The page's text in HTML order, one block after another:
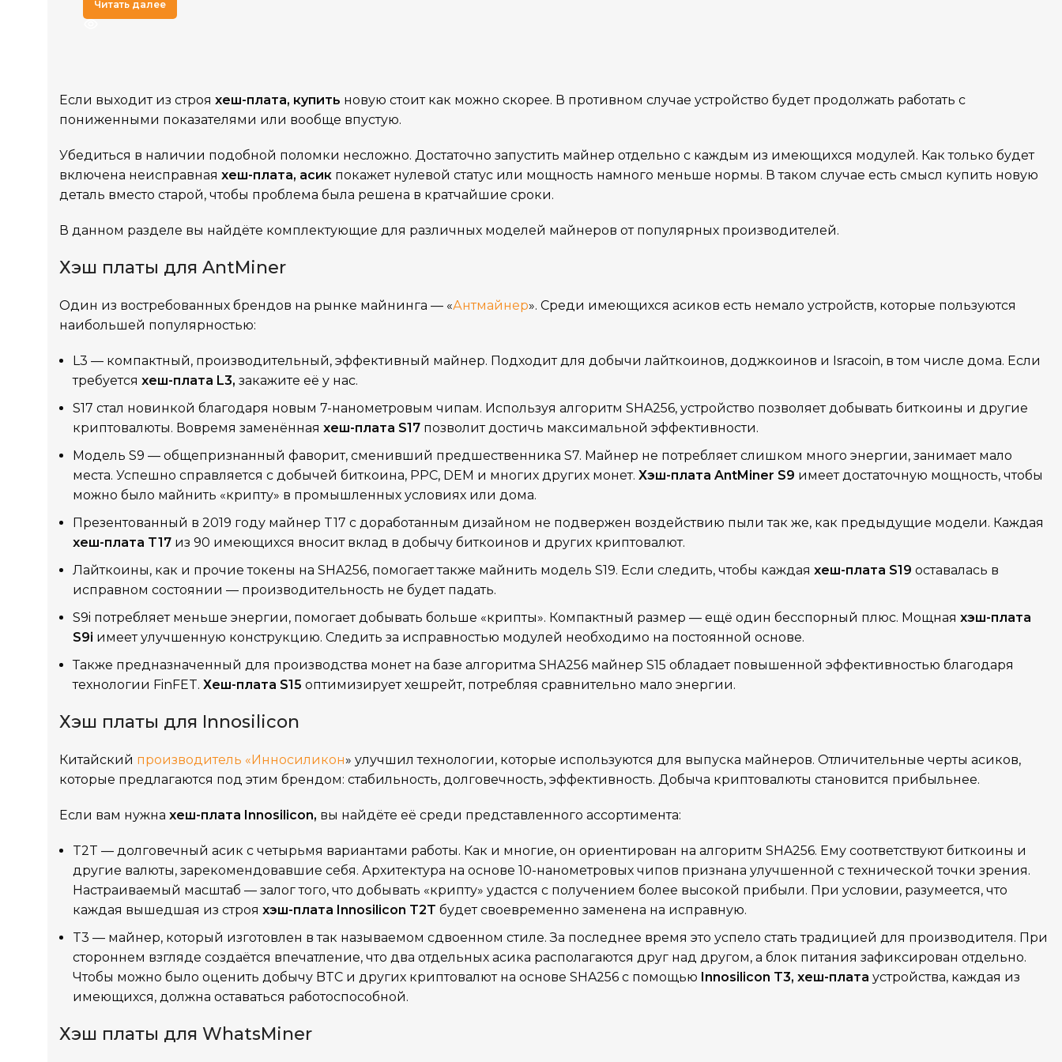
Читать далее
Если выходит из строя хеш-плата, купить новую стоит как можно скорее. В противном случае устройство будет продолжать работать с
пониженными показателями или вообще впустую.
Убедиться в наличии подобной поломки несложно. Достаточно запустить майнер отдельно с каждым из имеющихся модулей. Как только будет
включена неисправная хеш-плата, асик покажет нулевой статус или мощность намного меньше нормы. В таком случае есть смысл купить новую
деталь вместо старой, чтобы проблема была решена в кратчайшие сроки.
В данном разделе вы найдёте комплектующие для различных моделей майнеров от популярных производителей.
Хэш платы для AntMiner
Один из востребованных брендов на рынке майнинга — «Антмайнер». Среди имеющихся асиков есть немало устройств, которые пользуются
наибольшей популярностью:
L3 — компактный, производительный, эффективный майнер. Подходит для добычи лайткоинов, доджкоинов и Isracoin, в том числе дома. Если
требуется хеш-плата L3, закажите её у нас.
S17 стал новинкой благодаря новым 7-нанометровым чипам. Используя алгоритм SHA256, устройство позволяет добывать биткоины и другие
криптовалюты. Вовремя заменённая хеш-плата S17 позволит достичь максимальной эффективности.
Модель S9 — общепризнанный фаворит, сменивший предшественника S7. Майнер не потребляет слишком много энергии, занимает мало
места. Успешно справляется с добычей биткоина, PPC, DEM и многих других монет. Хэш-плата AntMiner S9 имеет достаточную мощность, чтобы
можно было майнить «крипту» в промышленных условиях или дома.
Презентованный в 2019 году майнер T17 с доработанным дизайном не подвержен воздействию пыли так же, как предыдущие модели. Каждая
хеш-плата T17 из 90 имеющихся вносит вклад в добычу биткоинов и других криптовалют.
Лайткоины, как и прочие токены на SHA256, помогает также майнить модель S19. Если следить, чтобы каждая хеш-плата S19 оставалась в
исправном состоянии — производительность не будет падать.
S9i потребляет меньше энергии, помогает добывать больше «крипты». Компактный размер — ещё один бесспорный плюс. Мощная хэш-плата
S9i имеет улучшенную конструкцию. Следить за исправностью модулей необходимо на постоянной основе.
Также предназначенный для производства монет на базе алгоритма SHA256 майнер S15 обладает повышенной эффективностью благодаря
технологии FinFET. Хеш-плата S15 оптимизирует хешрейт, потребляя сравнительно мало энергии.
Хэш платы для Innosilicon
Китайский производитель «Инносиликон» улучшил технологии, которые используются для выпуска майнеров. Отличительные черты асиков,
которые предлагаются под этим брендом: стабильность, долговечность, эффективность. Добыча криптовалюты становится прибыльнее.
Если вам нужна хеш-плата Innosilicon, вы найдёте её среди представленного ассортимента:
T2T — долговечный асик с четырьмя вариантами работы. Как и многие, он ориентирован на алгоритм SHA256. Ему соответствуют биткоины и
другие валюты, зарекомендовавшие себя. Архитектура на основе 10-нанометровых чипов признана улучшенной с технической точки зрения.
Настраиваемый масштаб — залог того, что добывать «крипту» удастся с получением более высокой прибыли. При условии, разумеется, что
каждая вышедшая из строя хэш-плата Innosilicon T2T будет своевременно заменена на исправную.
T3 — майнер, который изготовлен в так называемом сдвоенном стиле. За последнее время это успело стать традицией для производителя. При
стороннем взгляде создаётся впечатление, что два отдельных асика располагаются друг над другом, а блок питания зафиксирован отдельно.
Чтобы можно было оценить добычу BTC и других криптовалют на основе SHA256 с помощью Innosilicon T3, хеш-плата устройства, каждая из
имеющихся, должна оставаться работоспособной.
Хэш платы для WhatsMiner